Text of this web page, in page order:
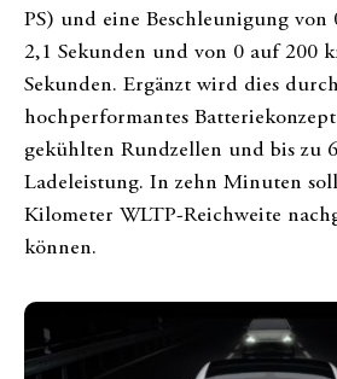
PS) und eine Beschleunigung
2,1 Sekunden und von 0 auf 200
Sekunden. Ergänzt wird dies
hochperformantes
gekühlten Rundzellen und bis zu
Ladeleistung. In zehn Minuten
Kilometer WLTP-Reichweite
können.